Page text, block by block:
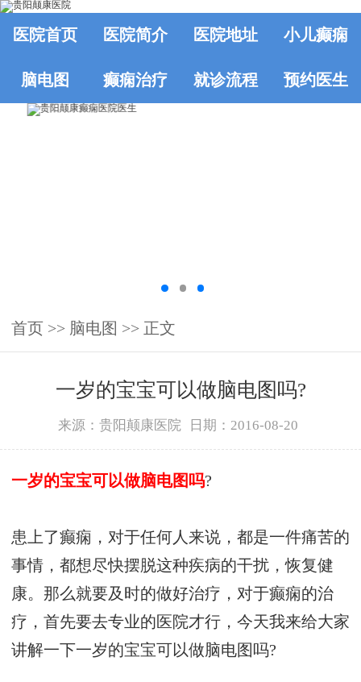
医院首页 医院简介 医院地址 小儿癫痫
脑电图 癫痫治疗 就诊流程 预约医生
首页 >> 脑电图 >> 正文
一岁的宝宝可以做脑电图吗?
来源：贵阳颠康医院 日期：2016-08-20
一岁的宝宝可以做脑电图吗?
患上了癫痫，对于任何人来说，都是一件痛苦的
事情，都想尽快摆脱这种疾病的干扰，恢复健
康。那么就要及时的做好治疗，对于癫痫的治
疗，首先要去专业的医院才行，今天我来给大家
讲解一下一岁的宝宝可以做脑电图吗?